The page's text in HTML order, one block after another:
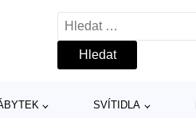
Vyhledávání
SVÍTIDLA